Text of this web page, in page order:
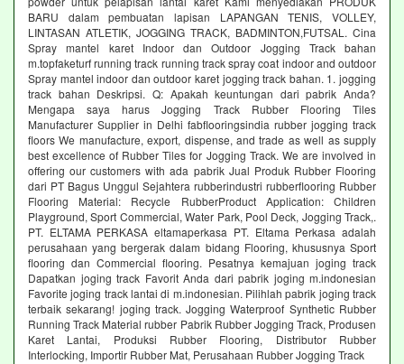
BARU dalam pembuatan lapisan LAPANGAN TENIS, VOLLEY,
LINTASAN ATLETIK, JOGGING TRACK, BADMINTON,FUTSAL. Cina
Spray mantel karet Indoor dan Outdoor Jogging Track bahan
m.topfaketurf running track running track spray coat indoor and outdoor
Spray mantel indoor dan outdoor karet jogging track bahan. 1. jogging
track bahan Deskripsi. Q: Apakah keuntungan dari pabrik Anda?
Mengapa saya harus Jogging Track Rubber Flooring Tiles
Manufacturer Supplier in Delhi fabflooringsindia rubber jogging track
floors We manufacture, export, dispense, and trade as well as supply
best excellence of Rubber Tiles for Jogging Track. We are involved in
offering our customers with ada pabrik Jual Produk Rubber Flooring
dari PT Bagus Unggul Sejahtera rubberindustri rubberflooring Rubber
Flooring Material: Recycle RubberProduct Application: Children
Playground, Sport Commercial, Water Park, Pool Deck, Jogging Track,.
PT. ELTAMA PERKASA eltamaperkasa PT. Eltama Perkasa adalah
perusahaan yang bergerak dalam bidang Flooring, khususnya Sport
flooring dan Commercial flooring. Pesatnya kemajuan joging track
Dapatkan joging track Favorit Anda dari pabrik joging m.indonesian
Favorite joging track lantai di m.indonesian. Pilihlah pabrik joging track
terbaik sekarang! joging track. Jogging Waterproof Synthetic Rubber
Running Track Material rubber Pabrik Rubber Jogging Track, Produsen
Karet Lantai, Produksi Rubber Flooring, Distributor Rubber
Interlocking, Importir Rubber Mat, Perusahaan Rubber Jogging Track